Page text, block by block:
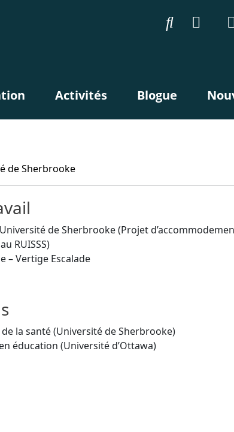
Activités Blogue
de Sherbrooke
de Sherbrooke (Projet
RUISSS)
– Vertige Escalade
la santé (Université de Sherbrooke)
éducation (Université d’Ottawa)